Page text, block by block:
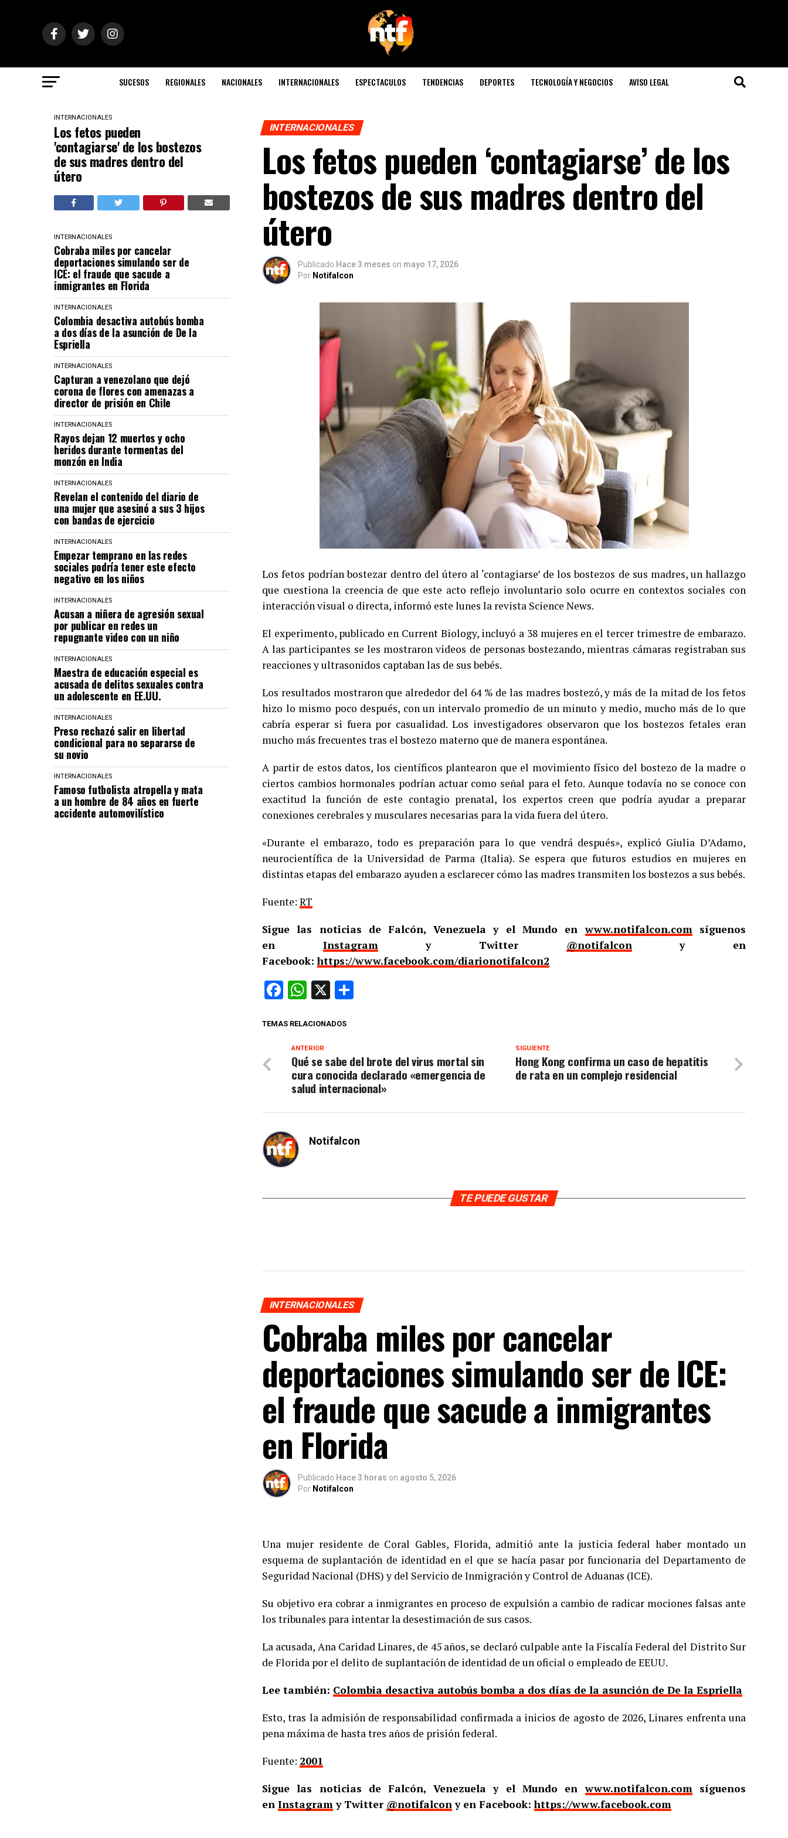
SUCESOS REGIONALES NACIONALES INTERNACIONALES ESPECTACULOS TENDENCIAS DEPORTES TECNOLOGÍA Y NEGOCIOS AVISO LEGAL
INTERNACIONALES
Los fetos pueden
'contagiarse' de los bostezos
de sus madres dentro del
útero
INTERNACIONALES
Cobraba miles por cancelar
deportaciones simulando ser de
ICE: el fraude que sacude a
inmigrantes en Florida
INTERNACIONALES
Colombia desactiva autobús bomba
a dos días de la asunción de De la
Espriella
INTERNACIONALES
Capturan a venezolano que dejó
corona de flores con amenazas a
director de prisión en Chile
INTERNACIONALES
Rayos dejan 12 muertos y ocho
heridos durante tormentas del
monzón en India
INTERNACIONALES
Revelan el contenido del diario de
una mujer que asesinó a sus 3 hijos
con bandas de ejercicio
INTERNACIONALES
Empezar temprano en las redes
sociales podría tener este efecto
negativo en los niños
INTERNACIONALES
Acusan a niñera de agresión sexual
por publicar en redes un
repugnante video con un niño
INTERNACIONALES
Maestra de educación especial es
acusada de delitos sexuales contra
un adolescente en EE.UU.
INTERNACIONALES
Preso rechazó salir en libertad
condicional para no separarse de
su novio
INTERNACIONALES
Famoso futbolista atropella y mata
a un hombre de 84 años en fuerte
accidente automovilístico
INTERNACIONALES
Los fetos pueden ‘contagiarse’ de los
bostezos de sus madres dentro del
útero
Publicado Hace 3 meses on mayo 17, 2026
Por Notifalcon
Los fetos podrían bostezar dentro del útero al ‘contagiarse’ de los bostezos de sus madres, un hallazgo
que cuestiona la creencia de que este acto reflejo involuntario solo ocurre en contextos sociales con
interacción visual o directa, informó este lunes la revista Science News.
El experimento, publicado en Current Biology, incluyó a 38 mujeres en el tercer trimestre de embarazo.
A las participantes se les mostraron videos de personas bostezando, mientras cámaras registraban sus
reacciones y ultrasonidos captaban las de sus bebés.
Los resultados mostraron que alrededor del 64 % de las madres bostezó, y más de la mitad de los fetos
hizo lo mismo poco después, con un intervalo promedio de un minuto y medio, mucho más de lo que
cabría esperar si fuera por casualidad. Los investigadores observaron que los bostezos fetales eran
mucho más frecuentes tras el bostezo materno que de manera espontánea.
A partir de estos datos, los científicos plantearon que el movimiento físico del bostezo de la madre o
ciertos cambios hormonales podrían actuar como señal para el feto. Aunque todavía no se conoce con
exactitud la función de este contagio prenatal, los expertos creen que podría ayudar a preparar
conexiones cerebrales y musculares necesarias para la vida fuera del útero.
«Durante el embarazo, todo es preparación para lo que vendrá después», explicó Giulia D’Adamo,
neurocientífica de la Universidad de Parma (Italia). Se espera que futuros estudios en mujeres en
distintas etapas del embarazo ayuden a esclarecer cómo las madres transmiten los bostezos a sus bebés.
Fuente: RT
Sigue las noticias de Falcón, Venezuela y el Mundo enwww.notifalcon.comsíguenos
en Instagramy Twitter @notifalcony en
Facebook:https://www.facebook.com/diarionotifalcon2
Facebook
WhatsApp
X
TEMAS RELACIONADOS
SIGUIENTE
Hong Kong confirma un caso de hepatitis
de rata en un complejo residencial
ANTERIOR
Qué se sabe del brote del virus mortal sin
cura conocida declarado «emergencia de
salud internacional»
Notifalcon
TE PUEDE GUSTAR
INTERNACIONALES
Cobraba miles por cancelar
deportaciones simulando ser de ICE:
el fraude que sacude a inmigrantes
en Florida
Publicado Hace 3 horas on agosto 5, 2026
Por Notifalcon
Una mujer residente de Coral Gables, Florida, admitió ante la justicia federal haber montado un
esquema de suplantación de identidad en el que se hacía pasar por funcionaria del Departamento de
Seguridad Nacional (DHS) y del Servicio de Inmigración y Control de Aduanas (ICE).
Su objetivo era cobrar a inmigrantes en proceso de expulsión a cambio de radicar mociones falsas ante
los tribunales para intentar la desestimación de sus casos.
La acusada, Ana Caridad Linares, de 45 años, se declaró culpable ante la Fiscalía Federal del Distrito Sur
de Florida por el delito de suplantación de identidad de un oficial o empleado de EEUU.
Lee también: Colombia desactiva autobús bomba a dos días de la asunción de De la Espriella
Esto, tras la admisión de responsabilidad confirmada a inicios de agosto de 2026, Linares enfrenta una
pena máxima de hasta tres años de prisión federal.
Fuente: 2001
Sigue las noticias de Falcón, Venezuela y el Mundo enwww.notifalcon.comsíguenos
en Instagramy Twitter @notifalcony en Facebook:https://www.facebook.com